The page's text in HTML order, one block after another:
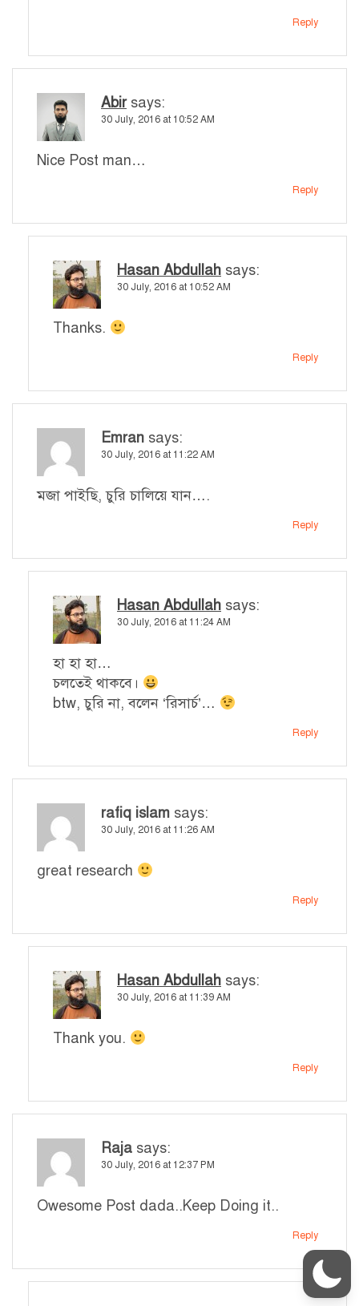
Reply
Abir says:
30 July, 2016 at 10:52 AM
Nice Post man…
Reply
Hasan Abdullah says:
30 July, 2016 at 10:52 AM
Thanks.
Reply
Emran says:
30 July, 2016 at 11:22 AM
মজা পাইছি, চুরি চালিয়ে যান….
Reply
Hasan Abdullah says:
30 July, 2016 at 11:24 AM
হা হা হা…
চলতেই থাকবে।
btw, চুরি না, বলেন ‘রিসার্চ’…
Reply
rafiq islam says:
30 July, 2016 at 11:26 AM
great research
Reply
Hasan Abdullah says:
30 July, 2016 at 11:39 AM
Thank you.
Reply
Raja says:
30 July, 2016 at 12:37 PM
Owesome Post dada..Keep Doing it..
Reply